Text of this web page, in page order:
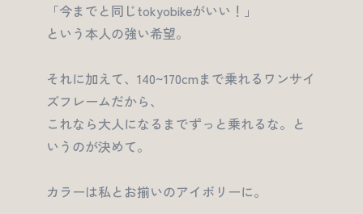
「今までと同じtokyobikeがいい！」
という本人の強い希望。
それに加えて、140~170cmまで乗れるワンサイ
ズフレームだから、
これなら大人になるまでずっと乗れるな。と
いうのが決めて。
カラーは私とお揃いのアイボリーに。